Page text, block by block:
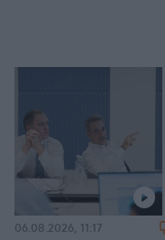
06.08.2026, 11:17